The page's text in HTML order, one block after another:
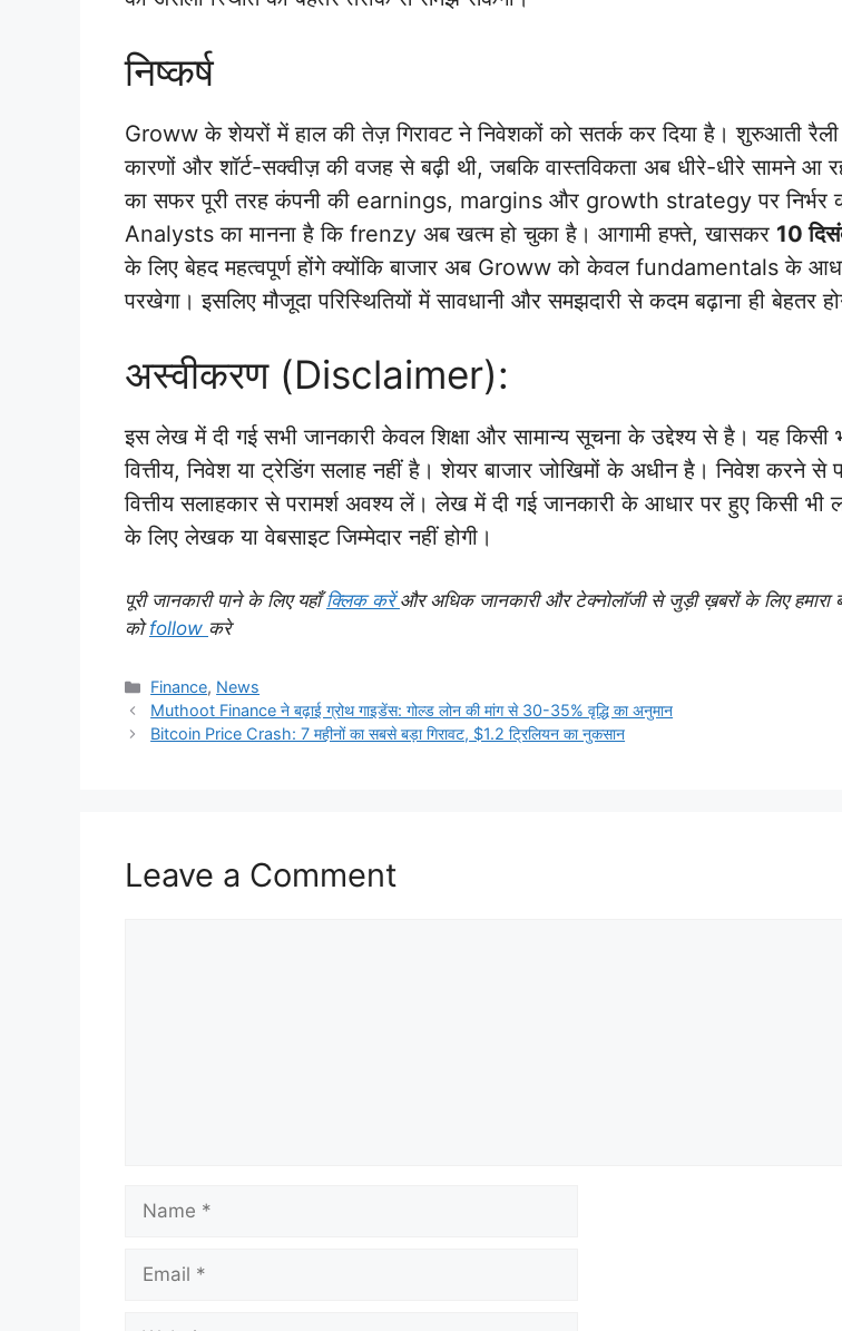
निष्कर्ष
Groww के शेयरों में हाल की तेज़ गिरावट ने निवेशकों को सतर्क कर दिया है। शुरुआती
कारणों और शॉर्ट-सक्वीज़ की वजह से बढ़ी थी, जबकि वास्तविकता अब धीरे-धीरे सामने आ
का सफर पूरी तरह कंपनी की earnings, margins और growth strategy पर निर्भर
Analysts का मानना है कि frenzy अब खत्म हो चुका है। आगामी हफ्ते, खासकर 10
के लिए बेहद महत्वपूर्ण होंगे क्योंकि बाजार अब Groww को केवल fundamentals के
परखेगा। इसलिए मौजूदा परिस्थितियों में सावधानी और समझदारी से कदम बढ़ाना ही बेहतर
अस्वीकरण (Disclaimer):
इस लेख में दी गई सभी जानकारी केवल शिक्षा और सामान्य सूचना के उद्देश्य से है। यह किसी
वित्तीय, निवेश या ट्रेडिंग सलाह नहीं है। शेयर बाजार जोखिमों के अधीन है। निवेश करने
वित्तीय सलाहकार से परामर्श अवश्य लें। लेख में दी गई जानकारी के आधार पर हुए किसी भी
के लिए लेखक या वेबसाइट जिम्मेदार नहीं होगी।
पूरी जानकारी पाने के लिए यहाँक्लिक करें और अधिक जानकारी और टेक्नोलॉजी से जुड़ी ख़बरों के लिए हमारा
कोfollow करे
Categories
Finance, News
Muthoot Finance ने बढ़ाई ग्रोथ गाइडेंस: गोल्ड लोन की मांग से 30-35% वृद्धि का अनुमान
Bitcoin Price Crash: 7 महीनों का सबसे बड़ा गिरावट, $1.2 ट्रिलियन का नुकसान
Leave a Comment
Name
Email
Website